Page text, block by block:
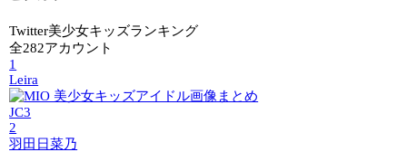
Twitter美少女キッズランキング
全282アカウント
1
Leira
JC3
2
羽田日菜乃